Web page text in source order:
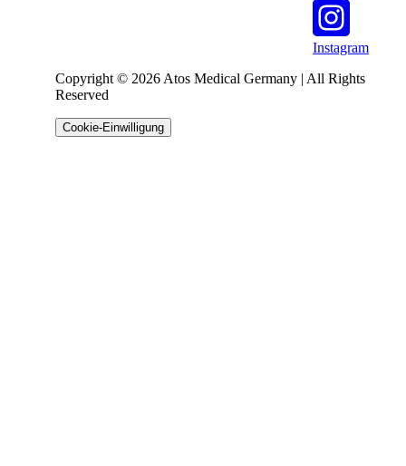
Instagram
Copyright © 2026 Atos Medical Germany | All Rights
Reserved
Cookie-Einwilligung